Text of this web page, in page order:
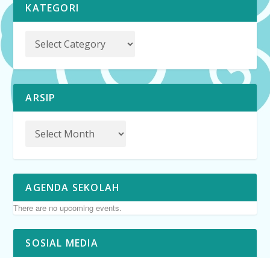
KATEGORI
ARSIP
AGENDA SEKOLAH
There are no upcoming events.
SOSIAL MEDIA